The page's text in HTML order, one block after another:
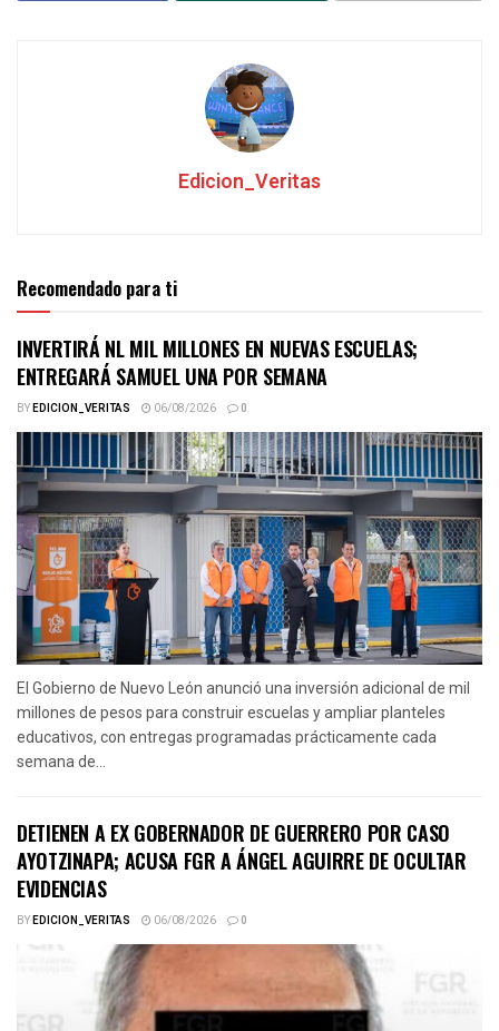
Edicion_Veritas
Recomendado para ti
INVERTIRÁ NL MIL MILLONES EN NUEVAS ESCUELAS;
ENTREGARÁ SAMUEL UNA POR SEMANA
BYEDICION_VERITAS 06/08/2026 0
El Gobierno de Nuevo León anunció una inversión adicional de mil
millones de pesos para construir escuelas y ampliar planteles
educativos, con entregas programadas prácticamente cada
semana de...
DETIENEN A EX GOBERNADOR DE GUERRERO POR CASO
AYOTZINAPA; ACUSA FGR A ÁNGEL AGUIRRE DE OCULTAR
EVIDENCIAS
BYEDICION_VERITAS 06/08/2026 0